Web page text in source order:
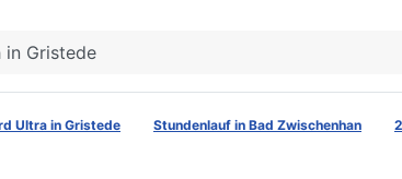
in Gristede
Ultra in Gristede Stundenlauf in Bad Zwischenhan